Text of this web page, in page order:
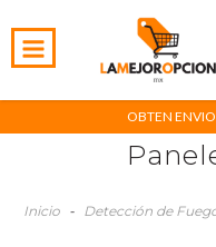
OBTEN ENVIO
Inicio - Detección de